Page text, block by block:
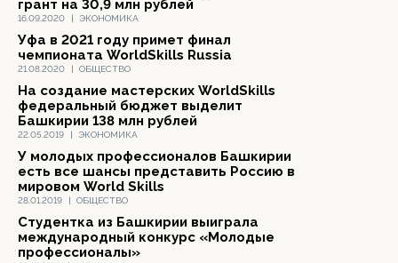
16.09.2020 | ЭКОНОМИКА
грант на 30,9 млн рублей
21.08.2020 | ОБЩЕСТВО
Уфа в 2021 году примет финал
чемпионата WorldSkills Russia
22.05.2019 | ЭКОНОМИКА
На создание мастерских WorldSkills
федеральный бюджет выделит
Башкирии 138 млн рублей
28.01.2019 | ОБЩЕСТВО
У молодых профессионалов Башкирии
есть все шансы представить Россию в
мировом World Skills
Студентка из Башкирии выиграла
международный конкурс «Молодые
профессионалы»